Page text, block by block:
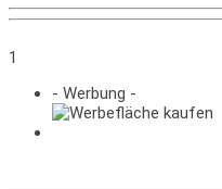
1
- Werbung -